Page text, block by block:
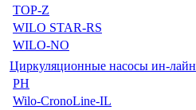
TOP-Z
WILO STAR-RS
WILO-NO
Циркуляционные насосы ин-лайн
PH
Wilo-CronoLine-IL